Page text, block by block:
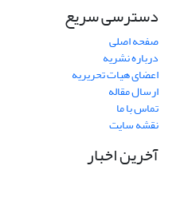
دسترسی سریع
صفحه اصلی
درباره نشریه
اعضای هیات تحریریه
ارسال مقاله
تماس با ما
نقشه سایت
آخرین اخبار